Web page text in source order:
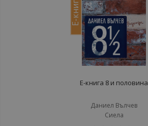
Е-книга
Е-книга 8 и половина
Даниел Вълчев
Сиела